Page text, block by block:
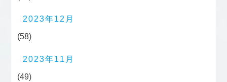
2023年12月
(58)
2023年11月
(49)